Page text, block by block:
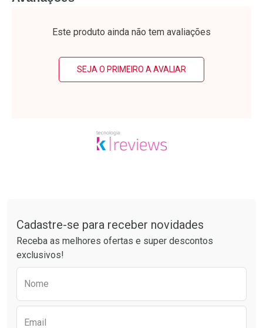
Laboratório
Por R$ 41,27/cada
Por Menos Laboratório
Por R$ 63,99/cada
Por Menos
Este produto ainda não tem avaliações
SEJA O PRIMEIRO A AVALIAR
Cadastre-se para receber novidades
Receba as melhores ofertas e super descontos
exclusivos!
Nome
Email